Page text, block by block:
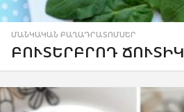
ՄԱՆԿԱԿԱՆ ԲԱՂԱԴՐԱՏՈՄՍԵՐ
ԲՈՒՏԵՐԲՐՈԴ ՃՈՒՏԻԿ